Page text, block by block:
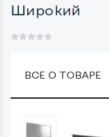
Широкий
ВСЕ О ТОВАРЕ